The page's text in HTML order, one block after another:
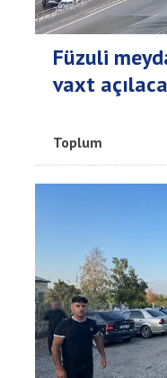
Füzuli
vaxt
Toplum